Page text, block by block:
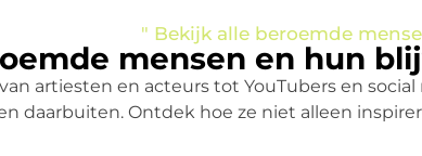
" Bekijk alle beroemde
mensen en hun
artiesten en acteurs tot YouTubers en
daarbuiten. Ontdek hoe ze niet alleen